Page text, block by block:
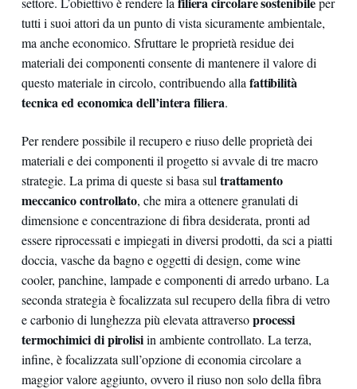
tutti i suoi attori da un punto di vista sicuramente ambientale,
ma anche economico. Sfruttare le proprietà residue dei
materiali dei componenti consente di mantenere il valore di
questo materiale in circolo, contribuendo alla fattibilità
tecnica ed economica dell’intera filiera.
Per rendere possibile il recupero e riuso delle proprietà dei
materiali e dei componenti il progetto si avvale di tre macro
strategie. La prima di queste si basa sul trattamento
meccanico controllato, che mira a ottenere granulati di
dimensione e concentrazione di fibra desiderata, pronti ad
essere riprocessati e impiegati in diversi prodotti, da sci a piatti
doccia, vasche da bagno e oggetti di design, come wine
cooler, panchine, lampade e componenti di arredo urbano. La
seconda strategia è focalizzata sul recupero della fibra di vetro
e carbonio di lunghezza più elevata attraversoprocessi
termochimici di pirolisiin ambiente controllato. La terza,
infine, è focalizzata sull’opzione di economia circolare a
maggior valore aggiunto, ovvero il riuso non solo della fibra